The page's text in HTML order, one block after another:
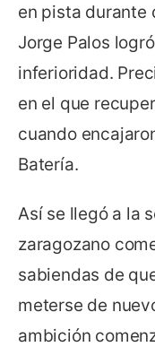
en pista durante
Jorge Palos
inferioridad.
en el que
cuando
Batería.
Así se llegó a la
zaragozano
sabiendas de
meterse de
ambición